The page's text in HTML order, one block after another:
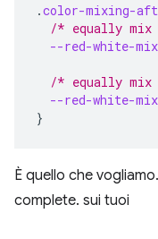
.color-mixing-
/* equally
--red-white-mix
/* equally
--red-white-
}
È quello che
complete. sui tuoi